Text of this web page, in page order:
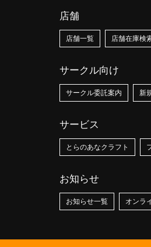
店舗
店舗一覧 店舗在庫検
サークル向け
サークル委託案内 新
サービス
とらのあなクラフト
お知らせ
お知らせ一覧 オンラ